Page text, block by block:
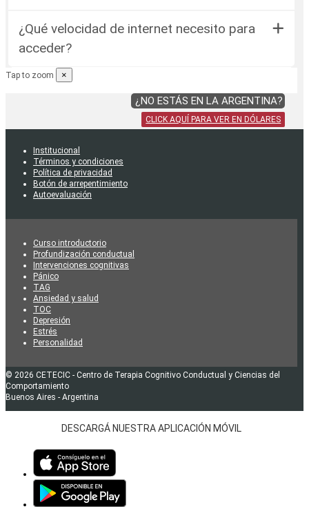
¿Qué velocidad de internet necesito para
acceder?
Tap to zoom ×
¿NO ESTÁS EN LA ARGENTINA?
CLICK AQUÍ PARA VER EN DÓLARES
Institucional
Términos y condiciones
Política de privacidad
Botón de arrepentimiento
Autoevaluación
Curso introductorio
Profundización conductual
Intervenciones cognitivas
Pánico
TAG
Ansiedad y salud
TOC
Depresión
Estrés
Personalidad
© 2026 CETECIC - Centro de Terapia Cognitivo Conductual y Ciencias del
Comportamiento
Buenos Aires - Argentina
DESCARGÁ NUESTRA APLICACIÓN MÓVIL